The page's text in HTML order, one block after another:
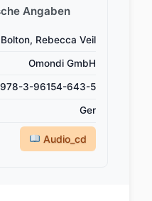
Angaben
Rebecca Veil
Omondi GmbH
978-3-96154-643-5
Ger
Audio_cd